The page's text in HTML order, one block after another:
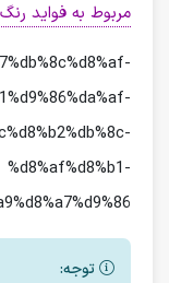
مربوط به فواید
%d8%af%d8%b1-
توجه: